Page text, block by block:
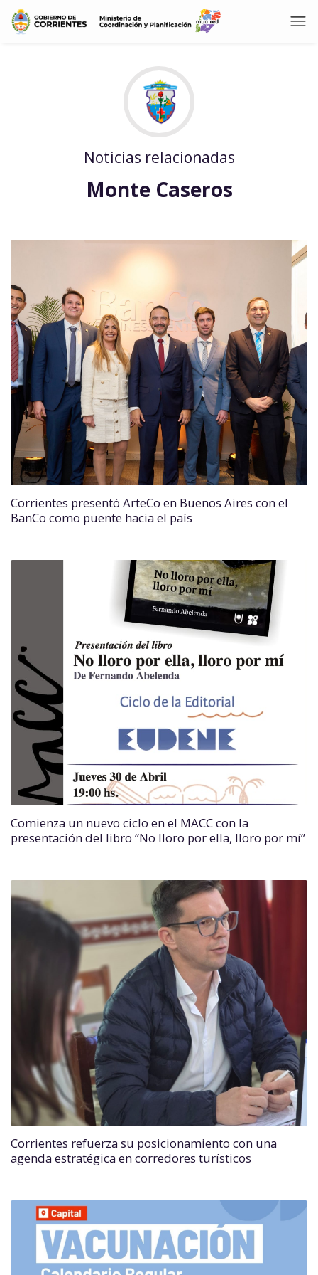
Noticias relacionadas
Monte Caseros
Corrientes presentó ArteCo en Buenos Aires con el
BanCo como puente hacia el país
Comienza un nuevo ciclo en el MACC con la
presentación del libro “No lloro por ella, lloro por mí”
Corrientes refuerza su posicionamiento con una
agenda estratégica en corredores turísticos